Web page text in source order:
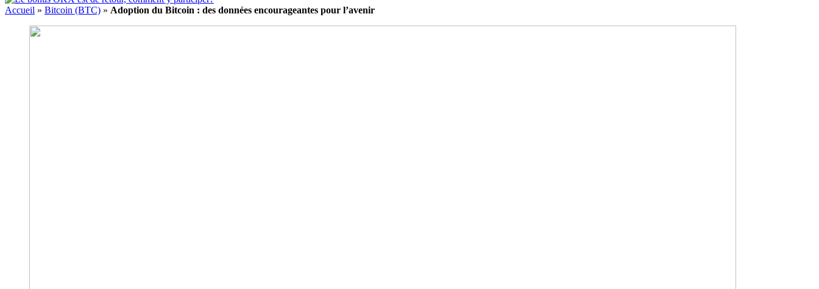
Accueil » Bitcoin (BTC) » Adoption du Bitcoin : des données encourageantes pour l’avenir